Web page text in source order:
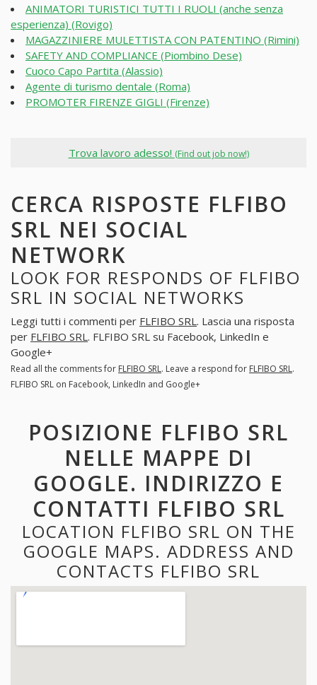
ANIMATORI TURISTICI TUTTI I RUOLI (anche senza
esperienza) (Rovigo)
MAGAZZINIERE MULETTISTA CON PATENTINO (Rimini)
SAFETY AND COMPLIANCE (Piombino Dese)
Cuoco Capo Partita (Alassio)
Agente di turismo dentale (Roma)
PROMOTER FIRENZE GIGLI (Firenze)
Trova lavoro adesso! (Find out job now!)
CERCA RISPOSTE FLFIBO
SRL NEI SOCIAL
NETWORK
LOOK FOR RESPONDS OF FLFIBO
SRL IN SOCIAL NETWORKS
Leggi tutti i commenti per FLFIBO SRL . Lascia una risposta
per FLFIBO SRL . FLFIBO SRL su Facebook, LinkedIn e
Google+
Read all the comments for FLFIBO SRL. Leave a respond for FLFIBO SRL.
FLFIBO SRL on Facebook, LinkedIn and Google+
POSIZIONE FLFIBO SRL
NELLE MAPPE DI
GOOGLE. INDIRIZZO E
CONTATTI FLFIBO SRL
LOCATION FLFIBO SRL ON THE
GOOGLE MAPS. ADDRESS AND
CONTACTS FLFIBO SRL